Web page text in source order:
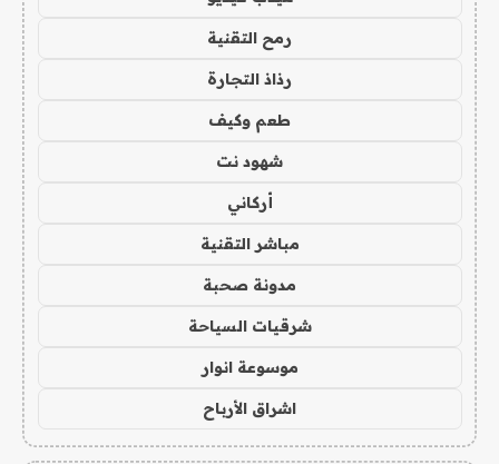
رمح التقنية
رذاذ التجارة
طعم وكيف
شهود نت
أركاني
مباشر التقنية
مدونة صحبة
شرقيات السياحة
موسوعة انوار
اشراق الأرباح